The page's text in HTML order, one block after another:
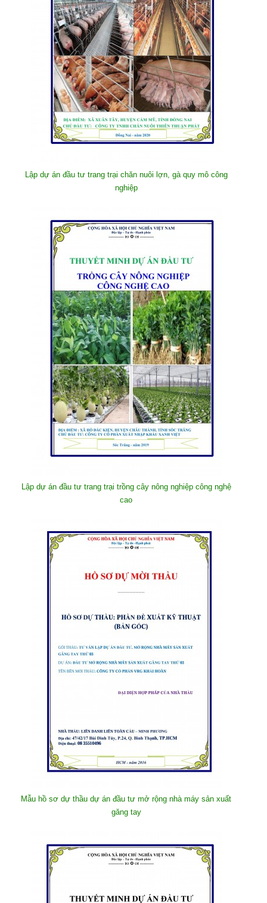
Lập dự án đầu tư trang trại chăn nuôi lợn, gà quy mô công
nghiệp
Lập dự án đầu tư trang trại trồng cây nông nghiệp công nghệ
cao
Mẫu hồ sơ dự thầu dự án đầu tư mở rộng nhà máy sản xuất
găng tay